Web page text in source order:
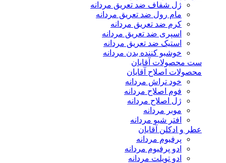
ژل شفاف ضد تعریق مردانه
مام رول ضد تعریق مردانه
کرم ضد تعریق مردانه
اسپری ضد تعریق مردانه
استیک ضد تعریق مردانه
خوشبو کننده بدن مردانه
ست محصولات آقایان
محصولات اصلاح آقایان
خود تراش مردانه
فوم اصلاح مردانه
ژل اصلاح مردانه
موبر مردانه
افتر شیو مردانه
عطر و ادکلن آقایان
پرفیوم مردانه
ادو پرفیوم مردانه
ادو تویلت مردانه